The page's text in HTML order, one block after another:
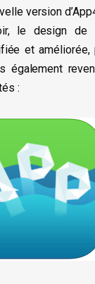
version
le design de
et
également
: